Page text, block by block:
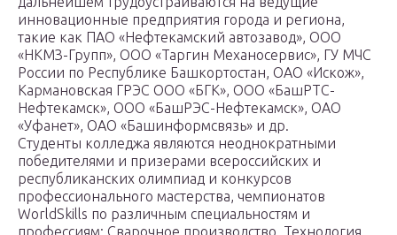
инновационные предприятия города и региона,
такие как ПАО «Нефтекамский автозавод», ООО
«НКМЗ-Групп», ООО «Таргин Механосервис», ГУ МЧС
России по Республике Башкортостан, ОАО «Искож»,
Кармановская ГРЭС ООО «БГК», ООО «БашРТС-
Нефтекамск», ООО «БашРЭС-Нефтекамск», ОАО
«Уфанет», ОАО «Башинформсвязь» и др.
Студенты колледжа являются неоднократными
победителями и призерами всероссийских и
республиканских олимпиад и конкурсов
профессионального мастерства, чемпионатов
WorldSkills по различным специальностям и
профессиям: Сварочное производство, Технология